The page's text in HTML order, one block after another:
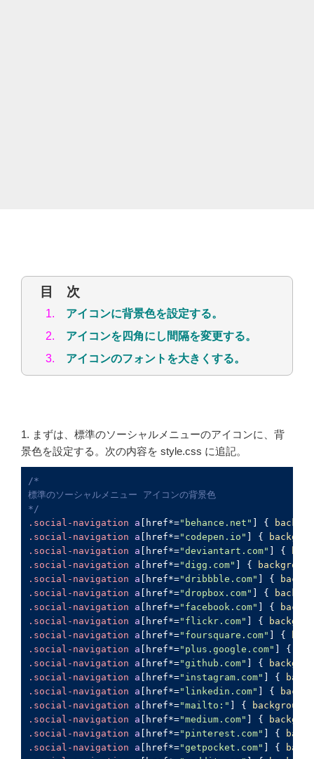
目 次
1. アイコンに背景色を設定する。
2. アイコンを四角にし間隔を変更する。
3. アイコンのフォントを大きくする。
1. まずは、標準のソーシャルメニューのアイコンに、背
景色を設定する。次の内容を style.css に追記。
/*
標準のソーシャルメニュー アイコンの背景色
*/
.social-navigation
a [href*="behance.net" {
.social-navigation
a [href*="codepen.io" {
.social-navigation
a [href*="deviantart.com" {
.social-navigation
a [href*="digg.com" {
.social-navigation
a [href*="dribbble.com" {
.social-navigation
a [href*="dropbox.com" {
.social-navigation
a [href*="facebook.com" {
.social-navigation
a [href*="flickr.com" {
.social-navigation
a [href*="foursquare.com" {
.social-navigation
a [href*="plus.google.com" {
.social-navigation
a [href*="github.com" {
.social-navigation
a [href*="instagram.com" {
.social-navigation
a [href*="linkedin.com" {
.social-navigation
a [href*="mailto:" {
.social-navigation
a [href*="medium.com" {
.social-navigation
a [href*="pinterest.com" {
.social-navigation
a [href*="getpocket.com" {